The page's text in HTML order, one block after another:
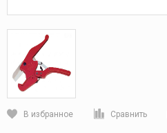
В избранное Сравнить